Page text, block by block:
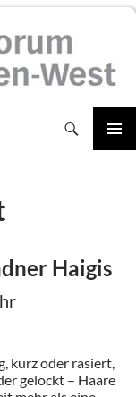
Haigis
kurz oder rasiert,
gelockt – Haare